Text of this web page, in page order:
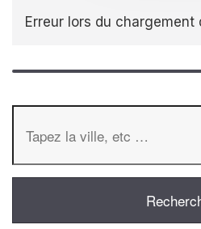
Erreur lors du chargement